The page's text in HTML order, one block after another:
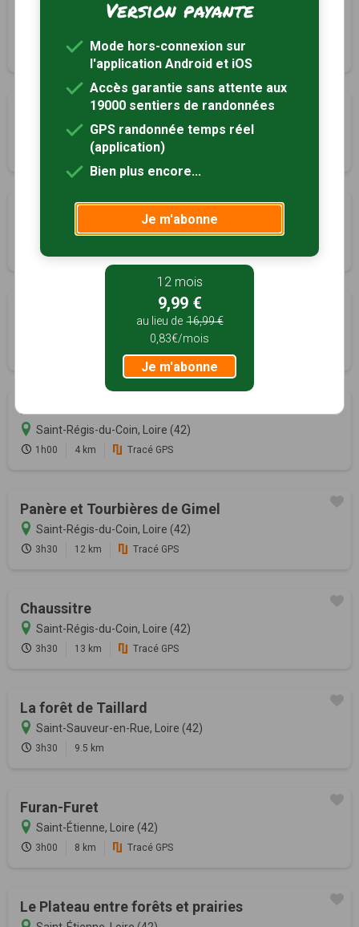
Le Bois de la Trappe
12 km Tracé GPS
Circuit de la Semène
Saint-Genest-Malifaux, Loire (42)
14 km Tracé GPS
Le Chirat Blanc
Saint-Julien-Vocance, Ardèche (07)
7h30
Les sources de la Cance
Saint-Julien-Vocance, Ardèche (07)
L'Arbret
Saint-Régis-du-Coin, Loire (42)
1h00 4 km Tracé GPS
Panère et Tourbières de Gimel
Saint-Régis-du-Coin, Loire (42)
3h30 12 km Tracé GPS
Chaussitre
Saint-Régis-du-Coin, Loire (42)
3h30 13 km Tracé GPS
La forêt de Taillard
Saint-Sauveur-en-Rue, Loire (42)
3h30 9.5 km
Furan-Furet
Saint-Étienne, Loire (42)
3h00 8 km Tracé GPS
Le Plateau entre forêts et prairies
Version payante
Mode hors-connexion sur
l'application Android et iOS
Accès garantie sans attente aux
19000 sentiers de randonnées
GPS randonnée temps réel
(application)
Bien plus encore...
Je m'abonne
12 mois
9,99 €
au lieu de 16,99 €
0,83€/mois
Je m'abonne